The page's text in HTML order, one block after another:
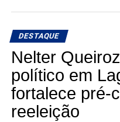
DESTAQUE
Nelter
político em
fortalece pré-
reeleição